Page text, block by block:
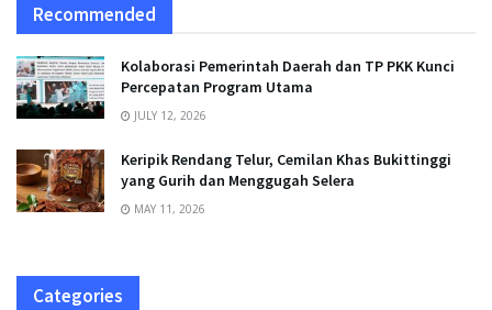
Recommended
Kolaborasi Pemerintah Daerah dan TP PKK Kunci
Percepatan Program Utama
JULY 12, 2026
Keripik Rendang Telur, Cemilan Khas Bukittinggi
yang Gurih dan Menggugah Selera
MAY 11, 2026
Categories